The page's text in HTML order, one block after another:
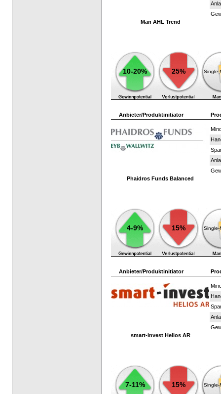
Man AHL Trend
10-20% 25% Single-
Anbieter/Produktinitiator
Phaidros Funds Balanced
4-9% 15% Single-
Anbieter/Produktinitiator
smart-invest Helios AR
7-11% 15% Single-